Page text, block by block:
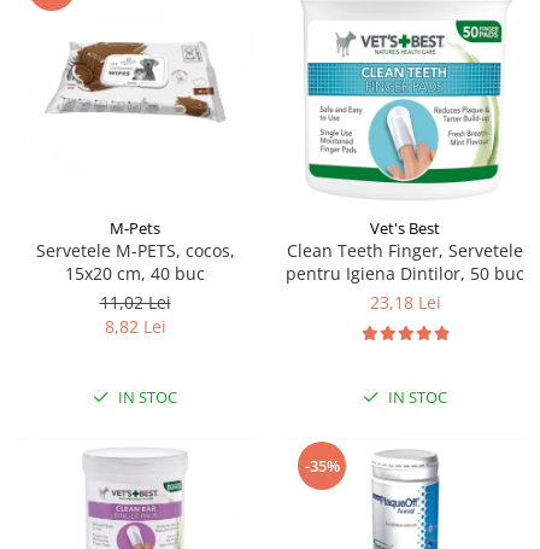
M-Pets
Servetele M-PETS, cocos,
15x20 cm, 40 buc
11,02 Lei
8,82 Lei
IN STOC
Vet's Best
Clean Teeth Finger, Servetele
pentru Igiena Dintilor, 50 buc
23,18 Lei
IN STOC
-35%